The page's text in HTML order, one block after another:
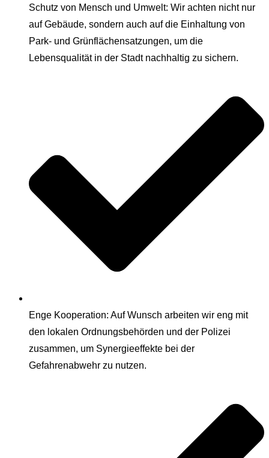
Schutz von Mensch und Umwelt: Wir achten nicht nur
auf Gebäude, sondern auch auf die Einhaltung von
Park- und Grünflächensatzungen, um die
Lebensqualität in der Stadt nachhaltig zu sichern.
Enge Kooperation: Auf Wunsch arbeiten wir eng mit
den lokalen Ordnungsbehörden und der Polizei
zusammen, um Synergieeffekte bei der
Gefahrenabwehr zu nutzen.